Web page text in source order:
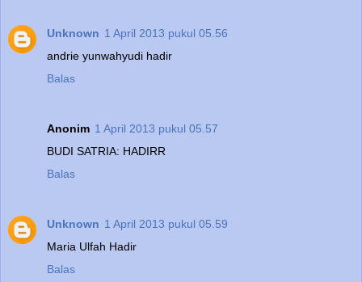
Unknown 1 April 2013 pukul 05.56
andrie yunwahyudi hadir
Balas
Anonim 1 April 2013 pukul 05.57
BUDI SATRIA: HADIRR
Balas
Unknown 1 April 2013 pukul 05.59
Maria Ulfah Hadir
Balas